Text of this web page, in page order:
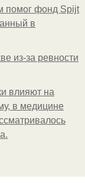
помог фонд Spijt
в
из-за ревности
влияют на
в медицине